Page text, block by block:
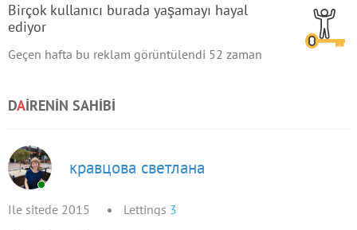
Birçok kullanıcı burada yaşamayı hayal
ediyor
Geçen hafta bu reklam görüntülendi 52 zaman
DAIRENIN SAHIBI
кравцова светлана
Ile sitede 2015 Lettings 3